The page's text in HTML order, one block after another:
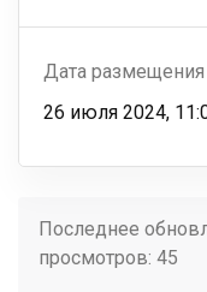
Дата размещения
26 июля 2024,
Последнее
просмотров: 45